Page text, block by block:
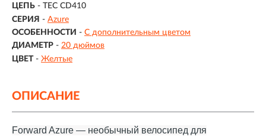
ЦЕПЬ - TEC CD410
СЕРИЯ - Azure
ОСОБЕННОСТИ - С дополнительным цветом
ДИАМЕТР - 20 дюймов
ЦВЕТ - Желтые
ОПИСАНИЕ
Forward Azure — необычный велосипед для